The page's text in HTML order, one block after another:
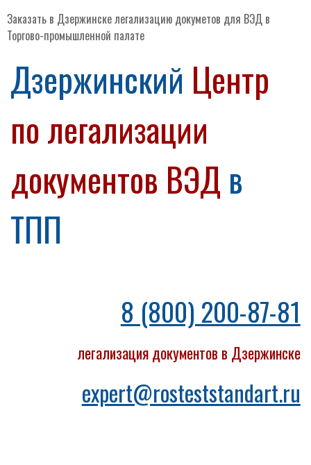
Заказать в Дзержинске легализацию докуметов для ВЭД в
Торгово-промышленной палате
Дзержинский Центр
по легализации
документов ВЭД в
ТПП
8 (800) 200-87-81
легализация документов в Дзержинске
expert@rosteststandart.ru